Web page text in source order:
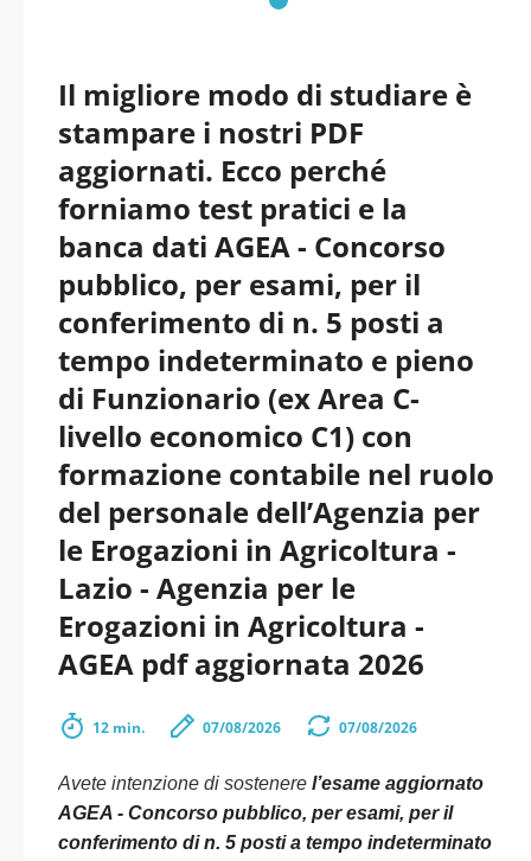
Il migliore modo di studiare è
stampare i nostri PDF
aggiornati. Ecco perché
forniamo test pratici e la
banca dati AGEA - Concorso
pubblico, per esami, per il
conferimento di n. 5 posti a
tempo indeterminato e pieno
di Funzionario (ex Area C-
livello economico C1) con
formazione contabile nel ruolo
del personale dell’Agenzia per
le Erogazioni in Agricoltura -
Lazio - Agenzia per le
Erogazioni in Agricoltura -
AGEA pdf aggiornata 2026
12 min. 07/08/2026 07/08/2026
Avete intenzione di sostenere l’esame aggiornato
AGEA - Concorso pubblico, per esami, per il
conferimento di n. 5 posti a tempo indeterminato